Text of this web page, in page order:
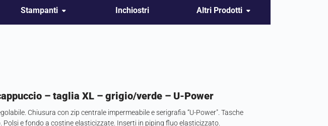
Stampanti Inchiostri Altri Prodotti
– taglia XL – grigio/verde – U-Power
Chiusura con zip centrale impermeabile e serigrafia “U-Power". Tasche
e fondo a costine elasticizzate. Inserti in piping fluo elasticizzato.